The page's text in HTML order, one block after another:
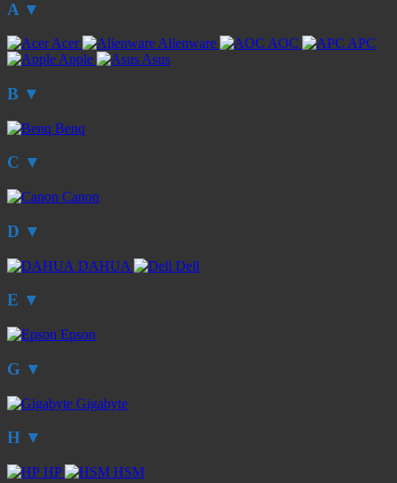
A ▼
Acer Alienware AOC
APC
Apple
Asus
B ▼
Benq
C ▼
Canon
D ▼
DAHUA Dell
E ▼
Epson
G ▼
Gigabyte
H ▼
HP HSM